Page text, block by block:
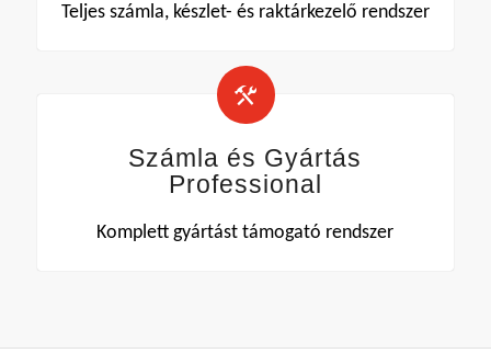
Teljes számla, készlet- és raktárkezelő rendszer
Számla és Gyártás
Professional
Komplett gyártást támogató rendszer